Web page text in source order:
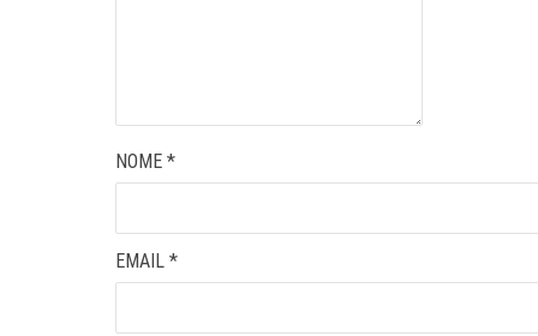
NOME*
EMAIL*